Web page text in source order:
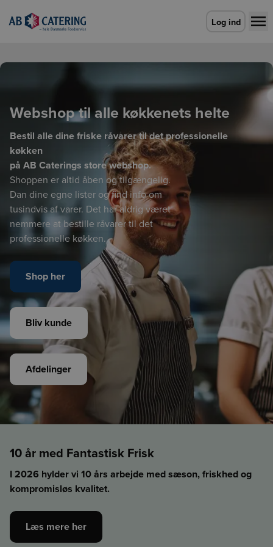
Gå til forsiden
Log ind
Webshop til alle køkkenets helte
Bestil alle dine friske råvarer til det professionelle
køkken
på AB Caterings store webshop.
Shoppen er altid åben og tilgængelig.
Dan dine egne lister og find info om
tusindvis af varer. Det har aldrig været
nemmere at bestille råvarer til det
professionelle køkken.
Shop her
Bliv kunde
Afdelinger
10 år med Fantastisk Frisk
I 2026 hylder vi 10 års arbejde med sæson, friskhed og
kompromisløs kvalitet.
Læs mere her